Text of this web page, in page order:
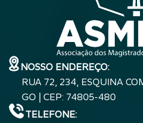
NOSSO ENDEREÇO:
RUA 72, 234, ESQUINA
GO | CEP: 74805-480
TELEFONE: